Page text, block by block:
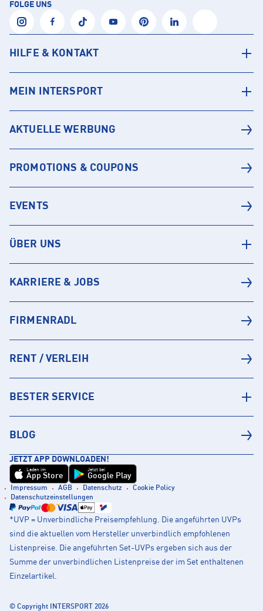
FOLGE UNS
HILFE & KONTAKT
MEIN INTERSPORT
AKTUELLE WERBUNG
PROMOTIONS & COUPONS
EVENTS
ÜBER UNS
KARRIERE & JOBS
FIRMENRADL
RENT / VERLEIH
BESTER SERVICE
BLOG
JETZT APP DOWNLOADEN!
Laden im
App Store
Jetzt bei
Google Play
Impressum AGB Datenschutz
Cookie Policy
Datenschutzeinstellungen
*UVP = Unverbindliche Preisempfehlung. Die angeführten UVPs
sind die aktuellen vom Hersteller unverbindlich empfohlenen
Listenpreise. Die angeführten Set-UVPs ergeben sich aus der
Summe der unverbindlichen Listenpreise der im Set enthaltenen
Einzelartikel.
© Copyright INTERSPORT 2026